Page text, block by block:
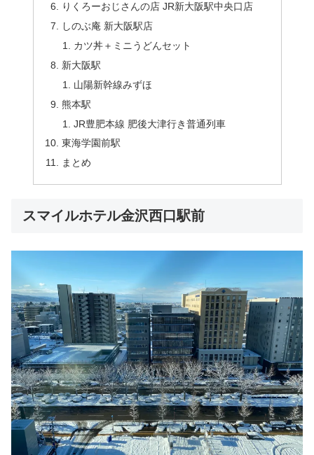
りくろーおじさんの店 JR新大阪駅中央口店
しのぶ庵 新大阪駅店
カツ丼＋ミニうどんセット
新大阪駅
山陽新幹線みずほ
熊本駅
JR豊肥本線 肥後大津行き普通列車
東海学園前駅
まとめ
スマイルホテル金沢西口駅前